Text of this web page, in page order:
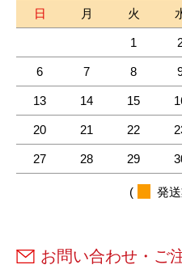
日
月 火
1
6 7 8
13 14 15
20 21 22
27 28 29
( 発
お問い合わせ・ご